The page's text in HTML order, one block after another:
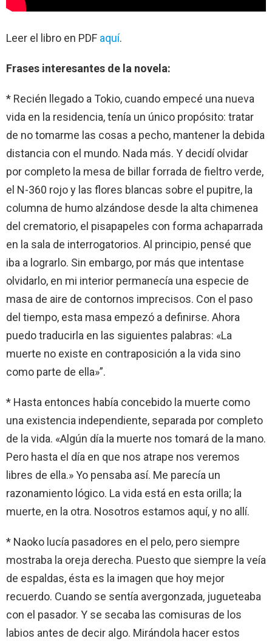
Leer el libro en PDF aquí.
Frases interesantes de la novela:
* Recién llegado a Tokio, cuando empecé una nueva
vida en la residencia, tenía un único propósito: tratar
de no tomarme las cosas a pecho, mantener la debida
distancia con el mundo. Nada más. Y decidí olvidar
por completo la mesa de billar forrada de fieltro verde,
el N-360 rojo y las flores blancas sobre el pupitre, la
columna de humo alzándose desde la alta chimenea
del crematorio, el pisapapeles con forma achaparrada
en la sala de interrogatorios. Al principio, pensé que
iba a lograrlo. Sin embargo, por más que intentase
olvidarlo, en mi interior permanecía una especie de
masa de aire de contornos imprecisos. Con el paso
del tiempo, esta masa empezó a definirse. Ahora
puedo traducirla en las siguientes palabras: «La
muerte no existe en contraposición a la vida sino
como parte de ella»”.
* Hasta entonces había concebido la muerte como
una existencia independiente, separada por completo
de la vida. «Algún día la muerte nos tomará de la mano.
Pero hasta el día en que nos atrape nos veremos
libres de ella.» Yo pensaba así. Me parecía un
razonamiento lógico. La vida está en esta orilla; la
muerte, en la otra. Nosotros estamos aquí, y no allí.
* Naoko lucía pasadores en el pelo, pero siempre
mostraba la oreja derecha. Puesto que siempre la veía
de espaldas, ésta es la imagen que hoy mejor
recuerdo. Cuando se sentía avergonzada, jugueteaba
con el pasador. Y se secaba las comisuras de los
labios antes de decir algo. Mirándola hacer estos